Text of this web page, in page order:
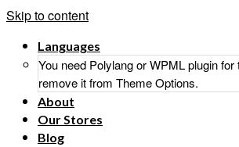
Skip to content
Languages
You need Polylang or WPML plugin
remove it from Theme Options.
About
Our Stores
Blog